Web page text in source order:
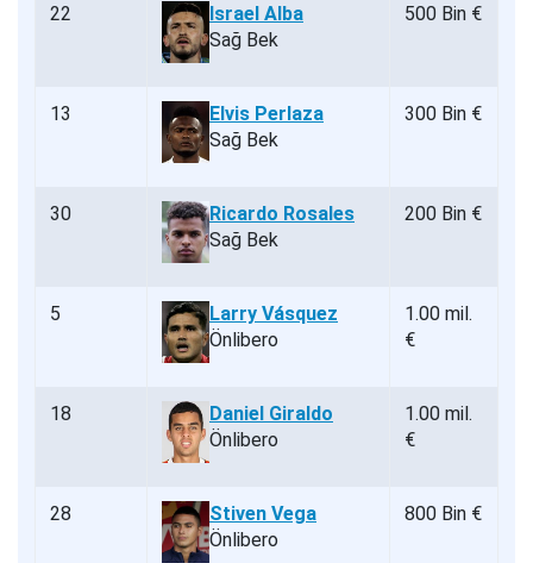
22
Israel Alba
Sağ Bek
500 Bin €
13
Elvis Perlaza
Sağ Bek
300 Bin €
30
Ricardo Rosales
Sağ Bek
200 Bin €
5
Larry Vásquez
Önlibero
1.00 mil.
€
18
Daniel Giraldo
Önlibero
1.00 mil.
€
28
Stiven Vega
Önlibero
800 Bin €